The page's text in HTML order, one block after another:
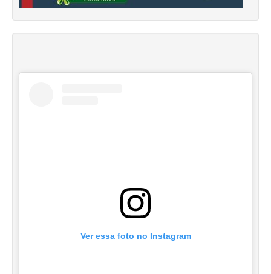
Ver essa foto no Instagram